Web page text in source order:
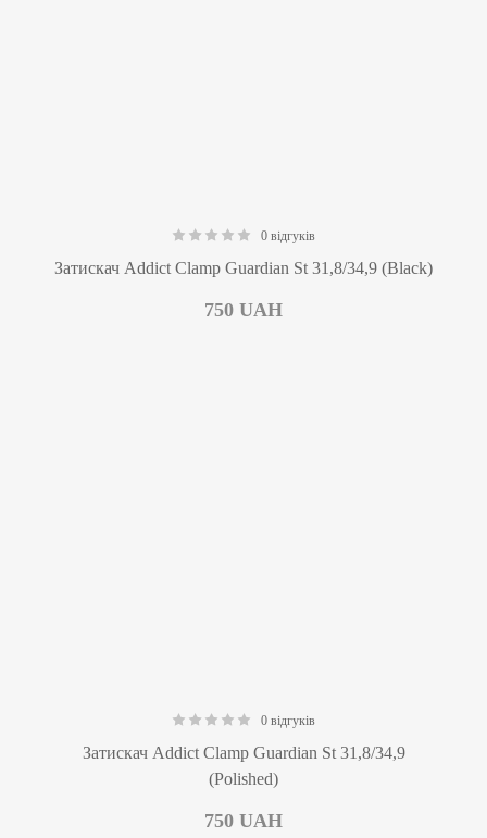
0 відгуків
Затискач Addict Clamp Guardian St 31,8/34,9 (Black)
750 UAH
0 відгуків
Затискач Addict Clamp Guardian St 31,8/34,9
(Polished)
750 UAH